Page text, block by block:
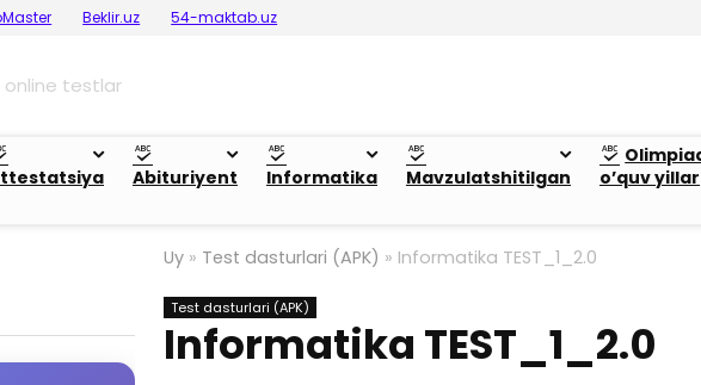
Beklir.uz 54-maktab.uz
online testlar
Abituriyent Informatika Mavzulatshitilgan
o’quv yillar
Uy » Test dasturlari (APK) » Informatika TEST_1_2.0
Test dasturlari (APK)
Informatika TEST_1_2.0